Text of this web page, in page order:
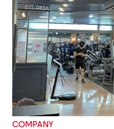
COMPANY